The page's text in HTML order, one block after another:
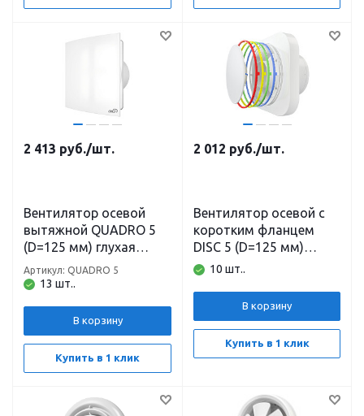
2 413 руб./шт.
Вентилятор осевой
вытяжной QUADRO 5
(D=125 мм) глухая
панель(сменная) Эра
13 шт..
Артикул: QUADRO 5
В корзину
Купить в 1 клик
2 012 руб./шт.
Вентилятор осевой с
коротким фланцем
DISC 5 (D=125 мм)
съёмные цветные
10 шт..
В корзину
Купить в 1 клик